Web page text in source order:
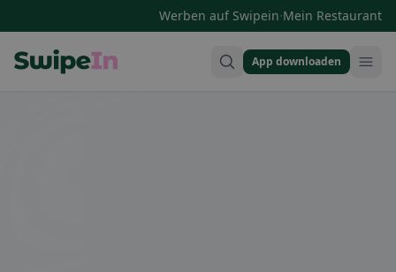
Werben auf Swipein·Mein Restaurant
App downloaden